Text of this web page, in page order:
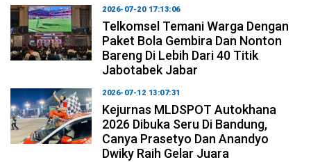
2026-07-20 17:13:06
Telkomsel Temani Warga Dengan
Paket Bola Gembira Dan Nonton
Bareng Di Lebih Dari 40 Titik
Jabotabek Jabar
2026-07-12 13:07:31
Kejurnas MLDSPOT Autokhana
2026 Dibuka Seru Di Bandung,
Canya Prasetyo Dan Anandyo
Dwiky Raih Gelar Juara